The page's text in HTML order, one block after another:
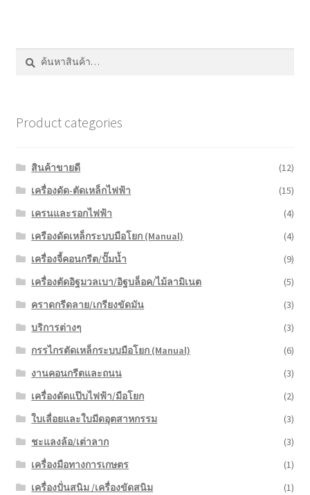
ค้นหา:
ค้นหา
Product categories
สินค้าขายดี
(12)
เครื่องดัด-ตัดเหล็กไฟฟ้า
(15)
เครนและรอกไฟฟ้า
(4)
เครืองดัดเหล็กระบบมือโยก (Manual)
(4)
เครื่องจี้คอนกรีต/ปั๊มน้ำ
(9)
เครื่องตัดอิฐมวลเบา/อิฐบล็อค/ไม้ลามิเนต
(5)
คราดกรีดลาย/เกรียงขัดมัน
(3)
บริการต่างๆ
(3)
กรรไกรตัดเหล็กระบบมือโยก (Manual)
(6)
งานคอนกรีตและถนน
(3)
เครื่องดัดแป๊บไฟฟ้า/มือโยก
(2)
ใบเลื่อยและใบมีดอุตสาหกรรม
(3)
ชะแลงล้อ/เต่าลาก
(3)
เครื่องมือทางการเกษตร
(1)
เครื่องปั่นสนิม /เครื่องขัดสนิม
(1)